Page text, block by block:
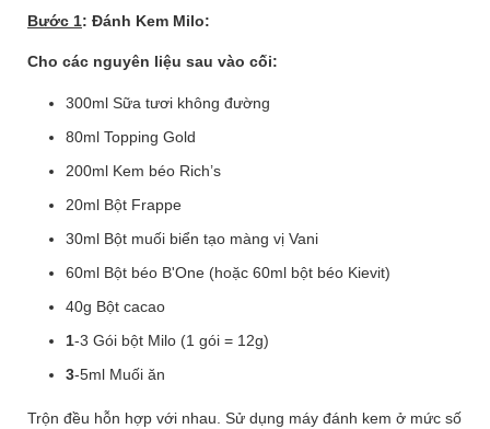
Bước 1: Đánh Kem Milo:
Cho các nguyên liệu sau vào cối:
300ml Sữa tươi không đường
80ml Topping Gold
200ml Kem béo Rich’s
20ml Bột Frappe
30ml Bột muối biển tạo màng vị Vani
60ml Bột béo B'One (hoặc 60ml bột béo Kievit)
40g Bột cacao
1-3 Gói bột Milo (1 gói = 12g)
3-5ml Muối ăn
Trộn đều hỗn hợp với nhau. Sử dụng máy đánh kem ở mức số